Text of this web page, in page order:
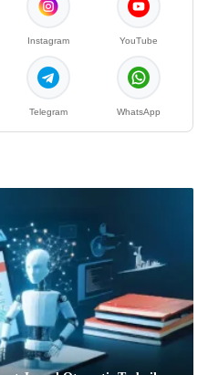
Instagram YouTube
Telegram WhatsApp